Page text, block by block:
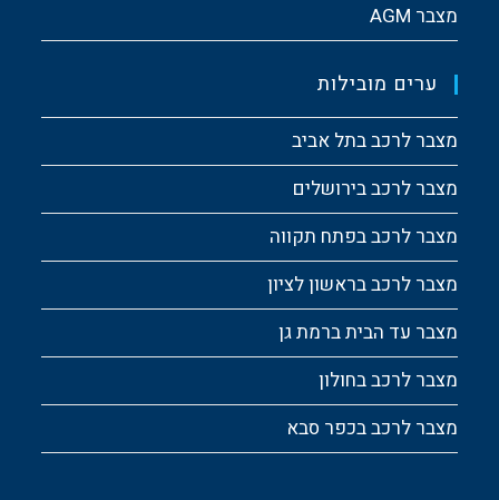
מצבר AGM
ערים מובילות
מצבר לרכב בתל אביב
מצבר לרכב בירושלים
מצבר לרכב בפתח תקווה
מצבר לרכב בראשון לציון
מצבר עד הבית ברמת גן
מצבר לרכב בחולון
מצבר לרכב בכפר סבא